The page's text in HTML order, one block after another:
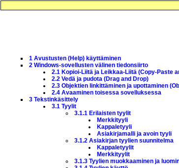
1 Avustusten (Help) käyttäminen
2 Windows-sovellusten välinen tiedonsiirto
2.1 Kopioi-Liitä ja Leikkaa-Liitä (Copy-Paste
2.2 Vedä ja pudota (Drag and Drop)
2.3 Objektien linkittäminen ja upottaminen
2.4 Avaaminen toisessa sovelluksessa
3 Tekstinkäsittely
3.1 Tyylit
3.1.1 Erilaisten tyylit
Merkkityyli
Kappaletyyli
Asiakirjamalli ja avoin tyyli
3.1.2 Asiakirjan tyylien suunnitelma
Kappaletyylit
Merkkityylit
3.1.3 Tyylien muokkaaminen ja